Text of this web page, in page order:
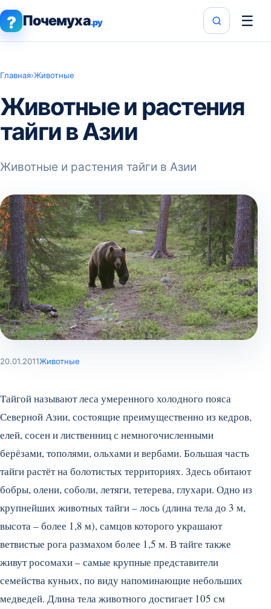
? Почемуха.ру ☰
Главная›Животные
Животные и растения
тайги в Азии
Животные и растения тайги в Азии
20.01.2011Животные
Тайгой называют леса умеренного холодного пояса
Северной Азии, состоящие преимущественно из кедров,
елей, сосен и лиственниц с немногочисленными
берёзами, тополями, ольхами и вербами. Большая часть
тайги растёт на болотистых территориях. Здесь обитают
бобры, олени, соболи, летяги, тетерева, глухари. Одно из
крупнейших животных тайги – лось (длина тела до 3 м,
высота – более 1,8 м), самцов которого украшают
ветвистые рога размахом более 1,5 м. В тайге также
живут росомахи – самые крупные представители
семейства куньих, по виду напоминающие небольших
медведей. Длина тела животного достигает 105 см